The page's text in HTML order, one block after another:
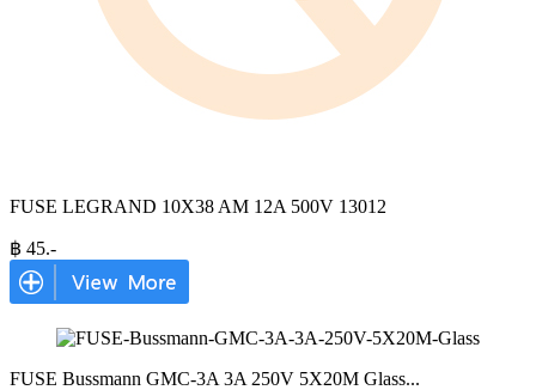
FUSE LEGRAND 10X38 AM 12A 500V 13012
฿ 45.-
FUSE Bussmann GMC-3A 3A 250V 5X20M Glass...